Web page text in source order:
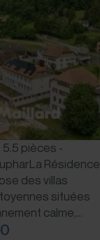
pièces -
Résidence
des villas
situées
calme,…